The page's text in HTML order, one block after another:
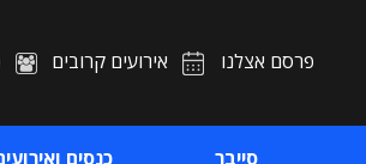
פרסם אצלנו אירועים קרובים
סייבר כנסים